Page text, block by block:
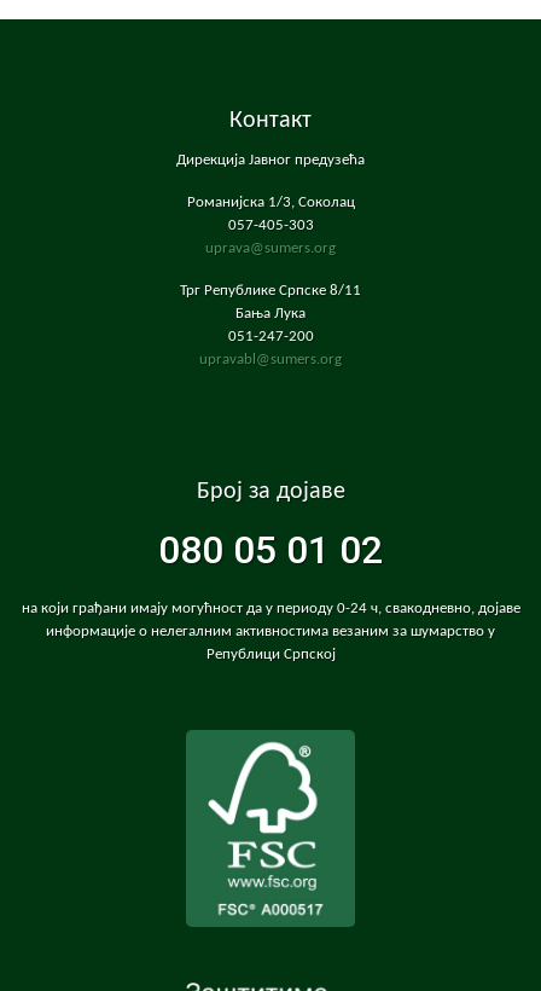
Контакт
Дирекција Јавног предузећа
Романијска 1/3, Соколац
057-405-303
uprava@sumers.org
Трг Републике Српске 8/11
Бања Лука
051-247-200
upravabl@sumers.org
Број за дојаве
080 05 01 02
на који грађани имају могућност да у периоду 0-24 ч, свакодневно, дојаве
информације о нелегалним активностима везаним за шумарство у
Републици Српској